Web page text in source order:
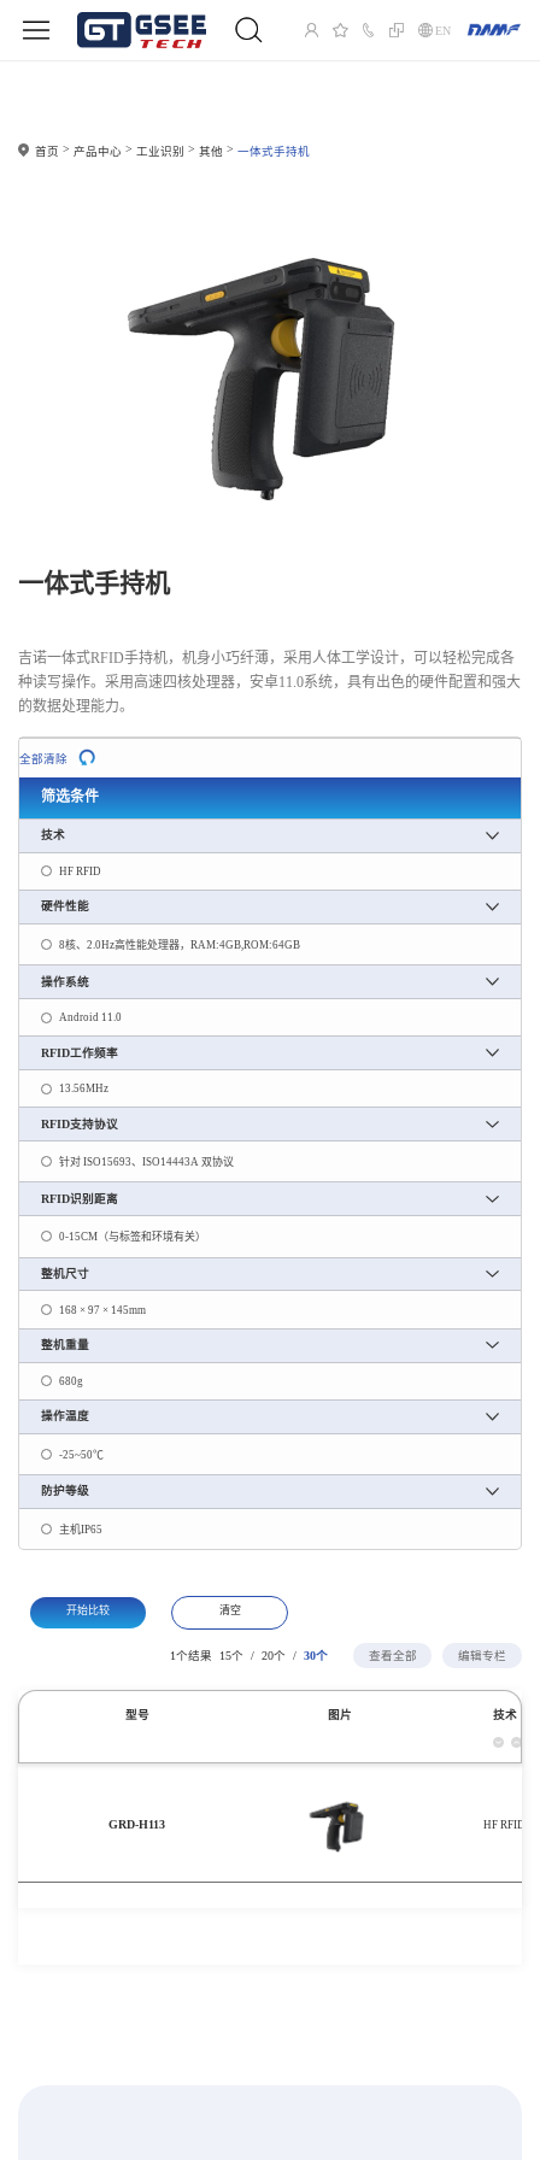
EN
首页 产品中心 工业识别 其他 一体式手持机
一体式手持机
吉诺一体式RFID手持机，机身小巧纤薄，采用人体工学设计，可以轻松完成各
种读写操作。采用高速四核处理器，安卓11.0系统，具有出色的硬件配置和强大
的数据处理能力。
全部清除
筛选条件
技术
HF RFID
硬件性能
8核、2.0Hz高性能处理器，RAM:4GB,ROM:64GB
操作系统
Android 11.0
RFID工作频率
13.56MHz
RFID支持协议
针对 ISO15693、ISO14443A 双协议
RFID识别距离
0-15CM（与标签和环境有关）
整机尺寸
168 × 97 × 145mm
整机重量
680g
操作温度
-25~50℃
防护等级
主机IP65
开始比较 清空
1个结果 15个 / 20个 / 30个 查看全部 编辑专栏
型号 图片 技术
GRD-H113 HF RFID